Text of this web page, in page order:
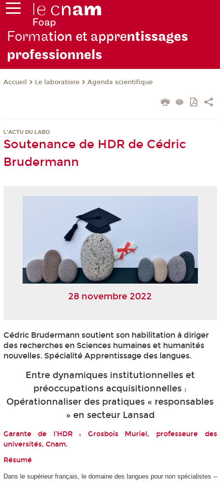
Formation et apprentissages
professionnels
Accueil Le laboratoire Agenda scientifique
L'ACTU DU LABO
Soutenance de HDR de Cédric
Brudermann
28 novembre 2022
Cédric Brudermann soutient son habilitation à diriger
des recherches en Sciences humaines et humanités
nouvelles. Spécialité Apprentissage des langues.
Entre dynamiques institutionnelles et
préoccupations acquisitionnelles :
Opérationnaliser des pratiques « responsables
» en secteur Lansad
Garante de l'HDR : Grosbois Muriel, professeure des
universités, Cnam.
Résumé
Dans le supérieur français, le domaine des langues pour non spécialistes –